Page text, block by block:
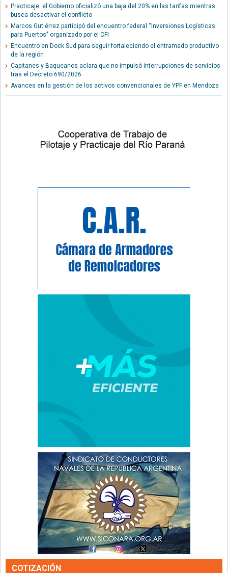
Practicaje: el Gobierno oficializó una baja del 20% en las tarifas mientras
busca desactivar el conflicto
Marcos Gutiérrez participó del encuentro federal “Inversiones Logísticas
para Puertos" organizado por el CFI
Encuentro en Dock Sud para seguir fortaleciendo el entramado productivo
de la región
Capitanes y Baqueanos aclara que no impulsó interrupciones de servicios
tras el Decreto 690/2026
Avances en la gestión de los activos convencionales de YPF en Mendoza
COTIZACIÓN